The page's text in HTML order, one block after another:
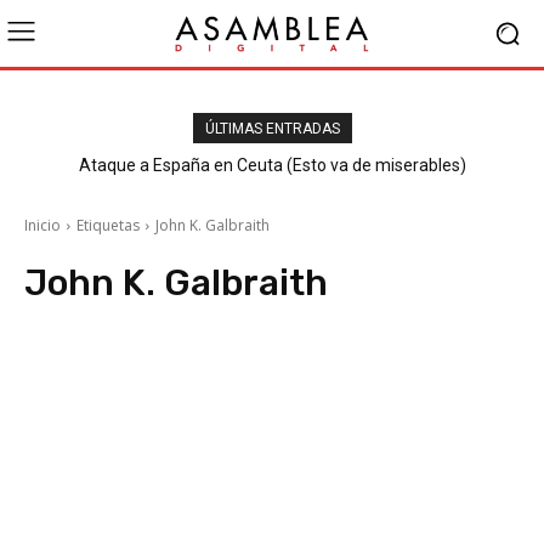
ÚLTIMAS ENTRADAS
Ataque a España en Ceuta (Esto va de miserables)
Inicio Etiquetas John K. Galbraith
John K. Galbraith